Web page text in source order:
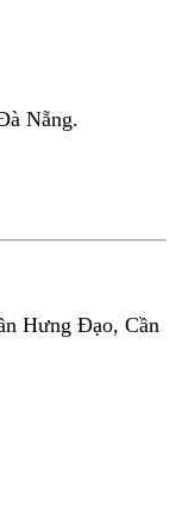
Nẵng.
Hưng Đạo, Cần